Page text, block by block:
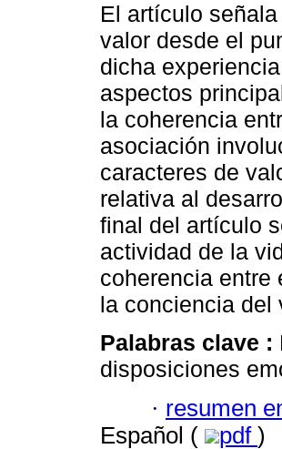
El artículo
valor desde el
dicha
aspectos
la coherencia
asociación
caracteres de
relativa al
final del artículo
actividad de la
coherencia entre
la conciencia del
Palabras clave :
disposiciones
· resumen
Español (
pdf )